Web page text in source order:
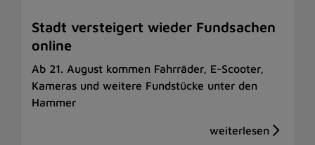
Stadt versteigert wieder Fundsachen
online
Ab 21. August kommen Fahrräder, E-Scooter,
Kameras und weitere Fundstücke unter den
Hammer